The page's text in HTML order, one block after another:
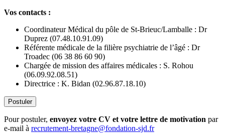
Vos contacts :
Coordinateur Médical du pôle de St-Brieuc/Lamballe : Dr
Duprez (07.48.10.91.09)
Référente médicale de la filière psychiatrie de l’âgé : Dr
Troadec (06 38 86 60 90)
Chargée de mission des affaires médicales : S. Rohou
(06.09.92.08.51)
Directrice : K. Bidan (02.96.87.18.10)
Pour postuler, envoyez votre CV et votre lettre de motivation par
e-mail à recrutement-bretagne@fondation-sjd.fr